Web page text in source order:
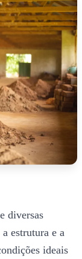
diversas
estrutura e a
ideais